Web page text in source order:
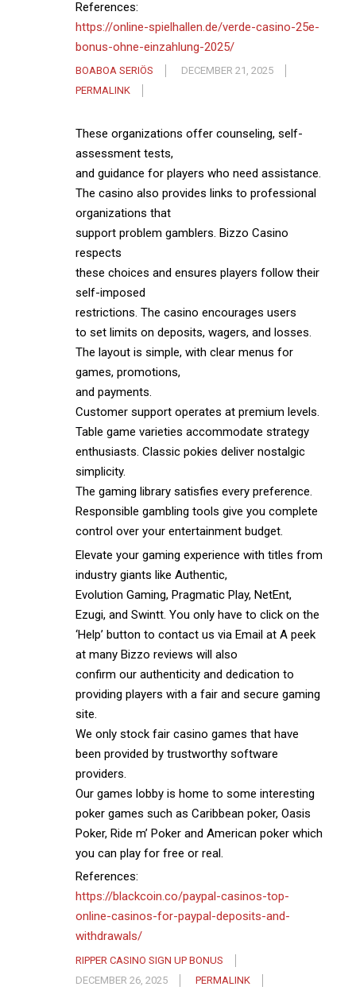
References:
https://online-spielhallen.de/verde-casino-25e-
bonus-ohne-einzahlung-2025/
BOABOA SERIÖS
DECEMBER 21, 2025
PERMALINK
These organizations offer counseling, self-
assessment tests,
and guidance for players who need assistance.
The casino also provides links to professional
organizations that
support problem gamblers. Bizzo Casino
respects
these choices and ensures players follow their
self-imposed
restrictions. The casino encourages users
to set limits on deposits, wagers, and losses.
The layout is simple, with clear menus for
games, promotions,
and payments.
Customer support operates at premium levels.
Table game varieties accommodate strategy
enthusiasts. Classic pokies deliver nostalgic
simplicity.
The gaming library satisfies every preference.
Responsible gambling tools give you complete
control over your entertainment budget.
Elevate your gaming experience with titles from
industry giants like Authentic,
Evolution Gaming, Pragmatic Play, NetEnt,
Ezugi, and Swintt. You only have to click on the
‘Help’ button to contact us via Email at A peek
at many Bizzo reviews will also
confirm our authenticity and dedication to
providing players with a fair and secure gaming
site.
We only stock fair casino games that have
been provided by trustworthy software
providers.
Our games lobby is home to some interesting
poker games such as Caribbean poker, Oasis
Poker, Ride m’ Poker and American poker which
you can play for free or real.
References:
https://blackcoin.co/paypal-casinos-top-
online-casinos-for-paypal-deposits-and-
withdrawals/
RIPPER CASINO SIGN UP BONUS
DECEMBER 26, 2025
PERMALINK